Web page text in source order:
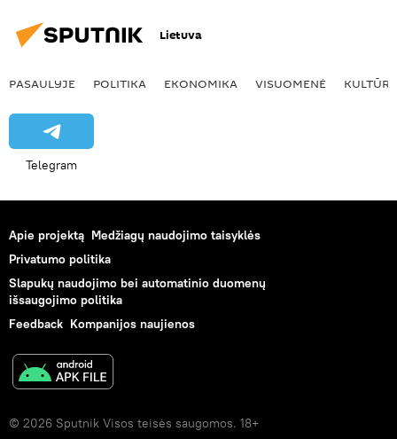
Lietuva
PASAULYJE POLITIKA EKONOMIKA VISUOMENĖ KULTŪRA
Telegram
Apie projektą Medžiagų naudojimo taisyklės
Privatumo politika
Slapukų naudojimo bei automatinio duomenų
išsaugojimo politika
Feedback Kompanijos naujienos
© 2026 Sputnik Visos teisės saugomos. 18+